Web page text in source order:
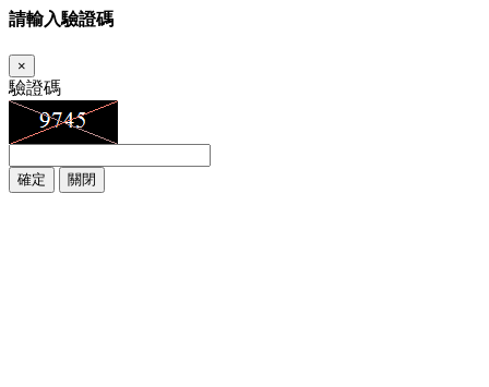
請輸入驗證碼
×
驗證碼
確定 關閉